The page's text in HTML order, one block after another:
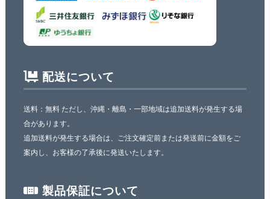
配送について
送料：無料 ただし、沖縄・離島・一部地域は追加送料が発生する場
合があります。
追加送料が発生する場合は、ご注文確定前または発送前に金額をご
案内し、お客様の了承後に発送いたします。
製品保証について